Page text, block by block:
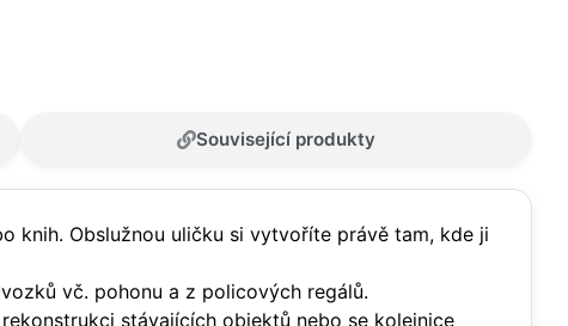
Související produkty
knih. Obslužnou uličku si vytvoříte právě tam, kde ji
vč. pohonu a z policových regálů.
stávajících objektů nebo se kolejnice